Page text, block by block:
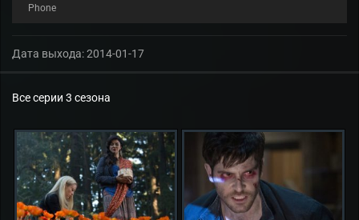
Phone
Дата выхода:2014-01-17
Все серии 3 сезона